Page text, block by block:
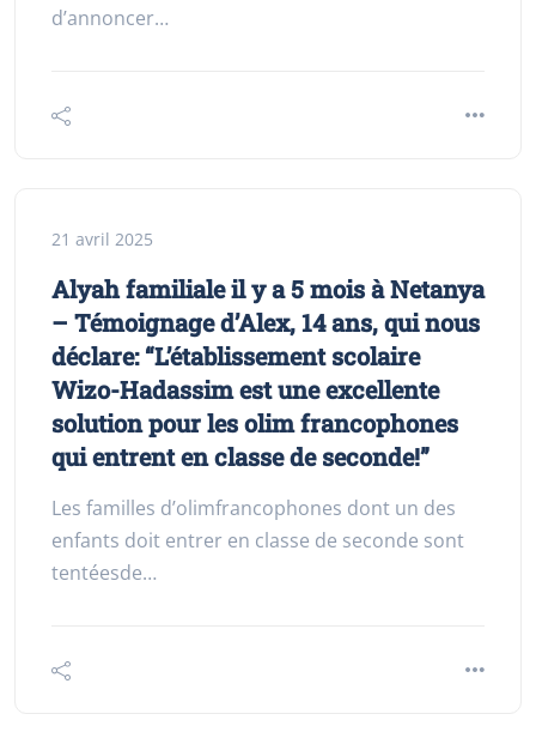
d’annoncer…
21 avril 2025
Alyah familiale il y a 5 mois à Netanya
– Témoignage d’Alex, 14 ans, qui nous
déclare: “L’établissement scolaire
Wizo-Hadassim est une excellente
solution pour les olim francophones
qui entrent en classe de seconde!”
Les familles d’olimfrancophones dont un des
enfants doit entrer en classe de seconde sont
tentéesde…